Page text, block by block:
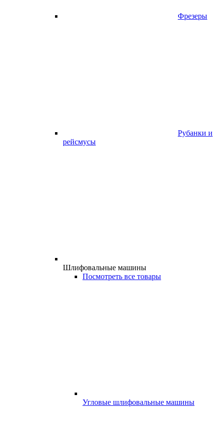
Фрезеры
Рубанки и
рейсмусы
Шлифовальные машины
Посмотреть все товары
Угловые шлифовальные машины